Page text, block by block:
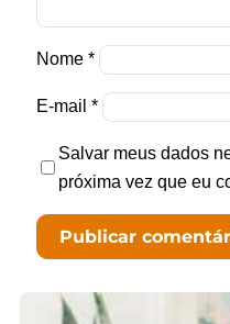
Nome *
E-mail *
Salvar meus dados
próxima vez que eu